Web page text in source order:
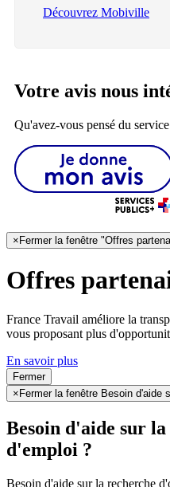
Découvrez Mobiville
Votre avis nous
Qu'avez-vous pensé du
× Fermer la fenêtre "Offres
Offres
France Travail améliore la
vous proposant plus
En savoir plus
Fermer
× Fermer la fenêtre Besoin d'aide
Besoin d'aide sur
d'emploi ?
Besoin d'aide sur la recherche